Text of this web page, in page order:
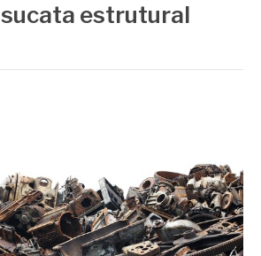
sucata estrutural